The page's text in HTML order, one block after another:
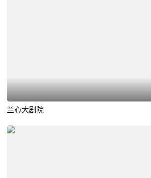
兰心大剧院